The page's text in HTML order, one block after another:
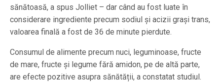
sănătoasă, a spus Jolliet – dar când au fost luate în
considerare ingrediente precum sodiul și acizii grași trans,
valoarea finală a fost de 36 de minute pierdute.
Consumul de alimente precum nuci, leguminoase, fructe
de mare, fructe și legume fără amidon, pe de altă parte,
are efecte pozitive asupra sănătății, a constatat studiul.